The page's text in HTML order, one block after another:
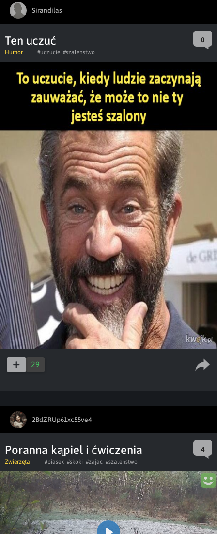
Sirandilas
Ten uczuć 0
Humor #uczucie #szalenstwo
29
2BdZRUp61xc55ve4
Poranna kąpiel i ćwiczenia 4
Zwierzęta #piasek #skoki #zajac #szalenstwo